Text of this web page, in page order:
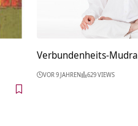
Verbundenheits-Mudra
VOR 9 JAHREN 629 VIEWS